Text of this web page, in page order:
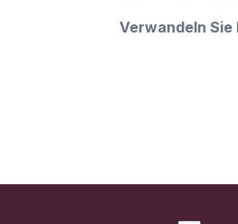
Verwandeln